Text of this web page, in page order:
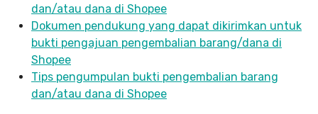
dan/atau dana di Shopee
Dokumen pendukung yang dapat dikirimkan untuk
bukti pengajuan pengembalian barang/dana di
Shopee
Tips pengumpulan bukti pengembalian barang
dan/atau dana di Shopee